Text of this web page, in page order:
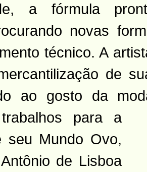
a fórmula
novas
técnico. A
de
ao gosto da
trabalhos para a
seu Mundo Ovo,
de Lisboa